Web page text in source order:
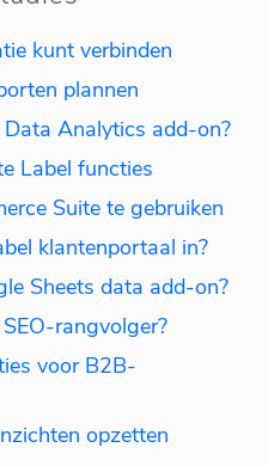
kunt verbinden
plannen
Analytics add-on?
Label functies
Suite te gebruiken
klantenportaal in?
Sheets data add-on?
rangvolger?
voor B2B-
opzetten